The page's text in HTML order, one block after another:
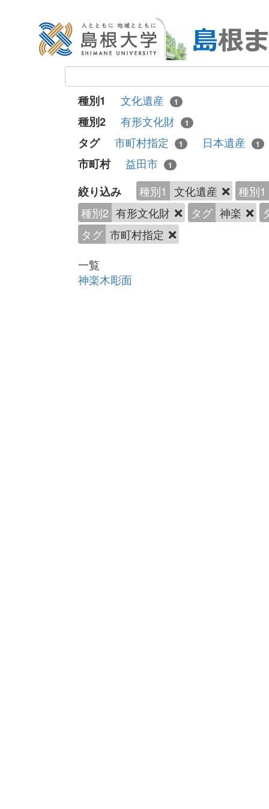
種別1 文化遺産 1
種別2 有形文化財 1
タグ 市町村指定 1 日本遺産 1
市町村 益田市 1
絞り込み 種別1 文化遺産
種別1
種別2 有形文化財 タグ 神楽
タグ 市町村指定
一覧
神楽木彫面